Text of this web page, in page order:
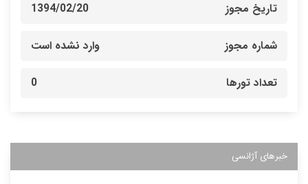
تاریخ مجوز 1394/02/20
شماره مجوز وارد نشده است
تعداد تورها 0
خبرهای آژانسی